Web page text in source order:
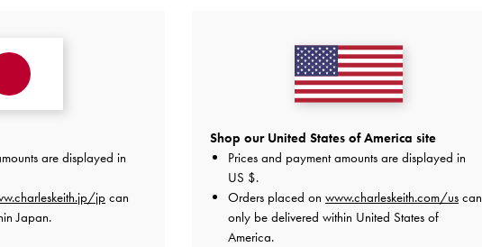
are displayed in
jpcan
Japan.
Shop our United States of America site
Prices and payment amounts are displayed in
US $.
Orders placed on www.charleskeith.com/us can
only be delivered within United States of
America.